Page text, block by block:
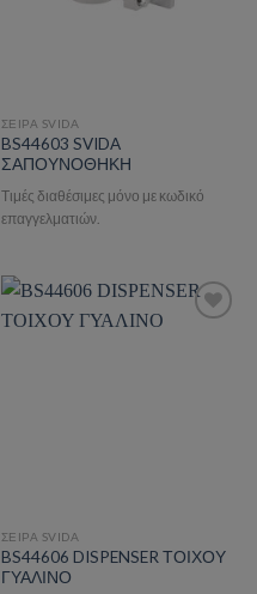
ΣΕΙΡΑ SVIDA
BS44603 SVIDA
ΣΑΠΟΥΝΟΘΗΚΗ
Τιμές διαθέσιμες μόνο με κωδικό
επαγγελματιών.
ΣΕΙΡΑ SVIDA
BS44606 DISPENSER ΤΟΙΧΟΥ
ΓΥΑΛΙΝΟ